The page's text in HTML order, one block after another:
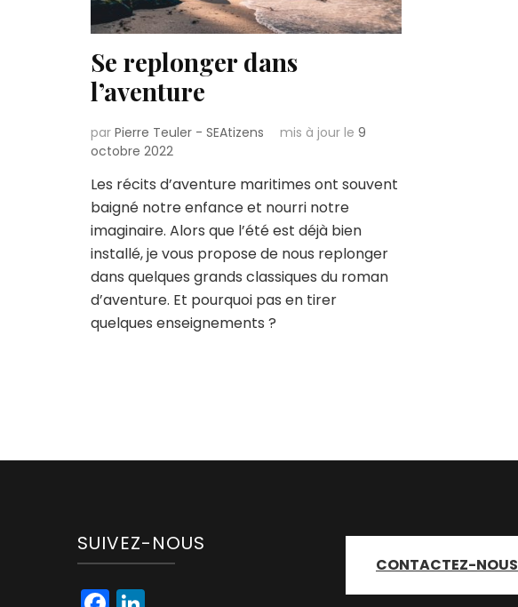
Se replonger dans
l’aventure
par Pierre Teuler - SEAtizens mis à jour le 9
octobre 2022
Les récits d’aventure maritimes ont souvent
baigné notre enfance et nourri notre
imaginaire. Alors que l’été est déjà bien
installé, je vous propose de nous replonger
dans quelques grands classiques du roman
d’aventure. Et pourquoi pas en tirer
quelques enseignements ?
SUIVEZ-NOUS
CONTACTEZ-NOUS